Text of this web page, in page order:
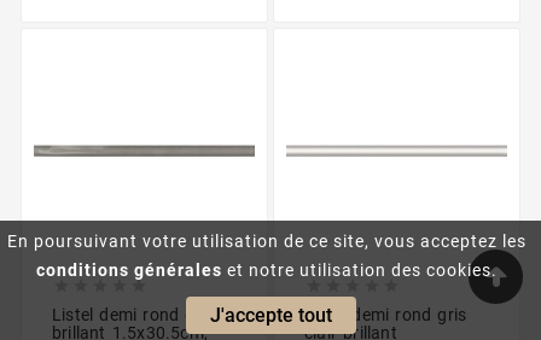
En poursuivant votre utilisation de ce site, vous acceptez les
conditions générales et notre utilisation des cookies.
J'accepte tout

Listel demi rond gris
brillant 1.5x30.5cm,
Listel demi rond gris
clair brillant